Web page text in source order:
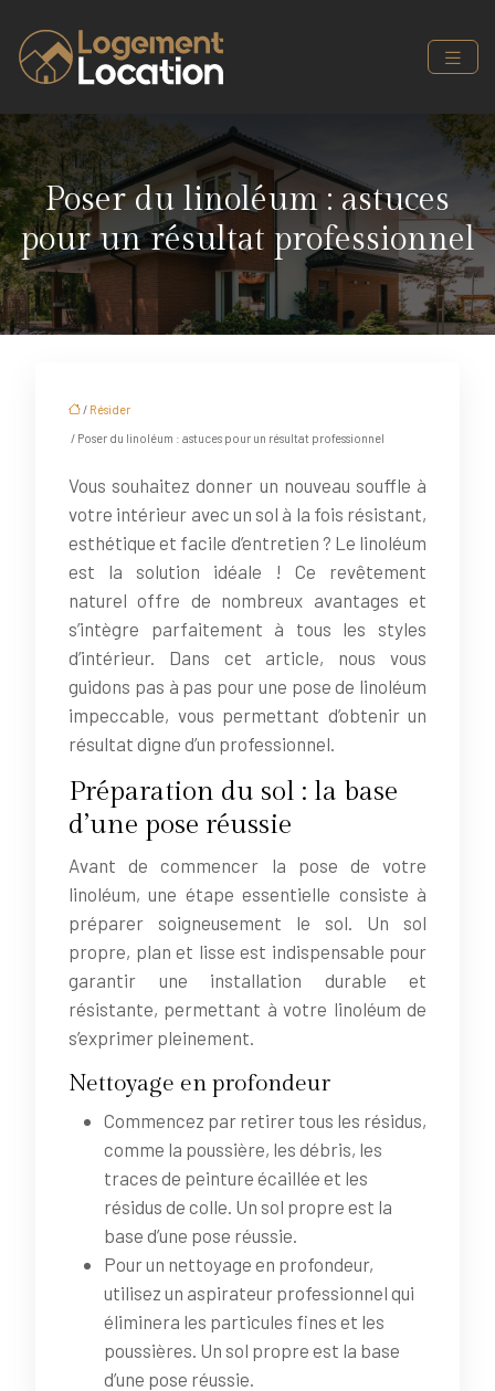
Poser du linoléum : astuces
pour un résultat professionnel
/ Résider
/ Poser du linoléum : astuces pour un résultat professionnel
Vous souhaitez donner un nouveau souffle à
votre intérieur avec un sol à la fois résistant,
esthétique et facile d’entretien ? Le linoléum
est la solution idéale ! Ce revêtement
naturel offre de nombreux avantages et
s’intègre parfaitement à tous les styles
d’intérieur. Dans cet article, nous vous
guidons pas à pas pour une pose de linoléum
impeccable, vous permettant d’obtenir un
résultat digne d’un professionnel.
Préparation du sol : la base
d’une pose réussie
Avant de commencer la pose de votre
linoléum, une étape essentielle consiste à
préparer soigneusement le sol. Un sol
propre, plan et lisse est indispensable pour
garantir une installation durable et
résistante, permettant à votre linoléum de
s’exprimer pleinement.
Nettoyage en profondeur
Commencez par retirer tous les résidus,
comme la poussière, les débris, les
traces de peinture écaillée et les
résidus de colle. Un sol propre est la
base d’une pose réussie.
Pour un nettoyage en profondeur,
utilisez un aspirateur professionnel qui
éliminera les particules fines et les
poussières. Un sol propre est la base
d’une pose réussie.